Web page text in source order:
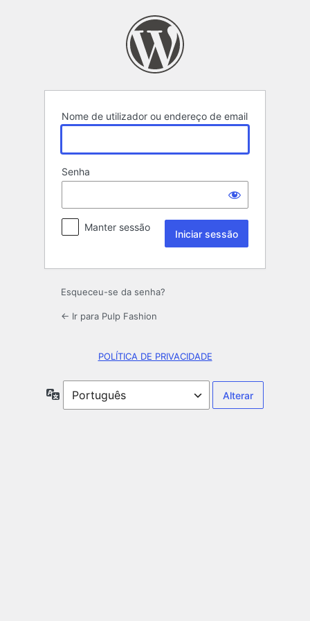
Nome de utilizador ou endereço de email
Senha
Manter sessão
Esqueceu-se da senha?
← Ir para Pulp Fashion
POLÍTICA DE PRIVACIDADE
Idioma